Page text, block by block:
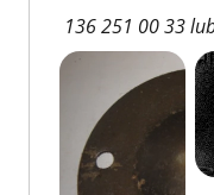
136 251 00 33